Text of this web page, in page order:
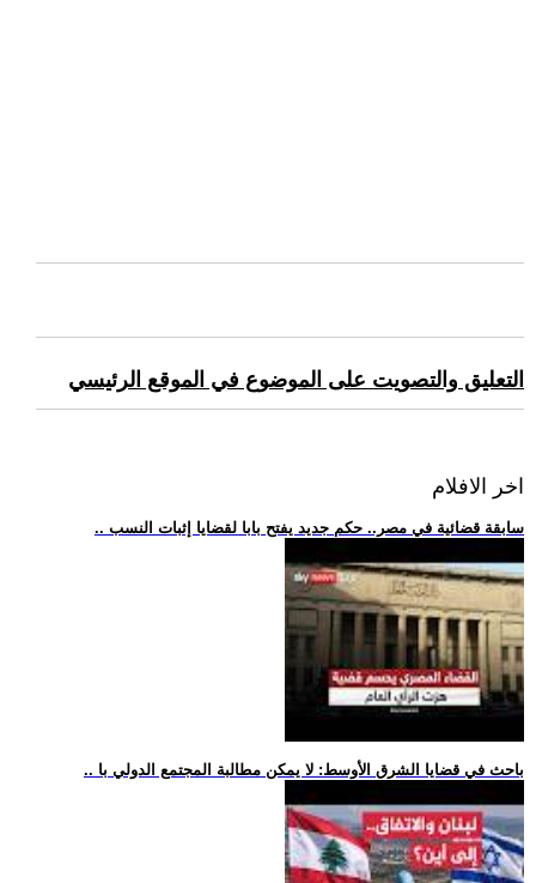
التعليق والتصويت على الموضوع في الموقع الرئيسي
اخر الافلام
.. سابقة قضائية في مصر.. حكم جديد يفتح بابا لقضايا إثبات النسب
.. باحث في قضايا الشرق الأوسط: لا يمكن مطالبة المجتمع الدولي با